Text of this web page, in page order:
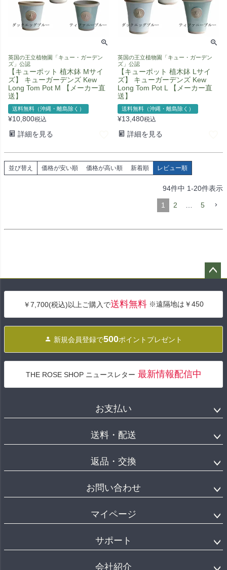
英国の王立植物園「キュー・ガーデン
ズ」公認
【キューポット 植木鉢 Mサイ
ズ】 キューガーデンズ Kew
Long Tom Pot M 【メーカー直
送】
送料無料（沖縄・離島除く）
¥10,800税込
詳細を見る
英国の王立植物園「キュー・ガーデン
ズ」公認
【キューポット 植木鉢 Lサイ
ズ】 キューガーデンズ Kew
Long Tom Pot L 【メーカー直
送】
送料無料（沖縄・離島除く）
¥13,480税込
詳細を見る
並び替え 価格が安い順 価格が高い順 新着順 レビュー順
94件中 1-20件表示
1 2 5
へ
￥7,700(税込)以上ご購入で送料無料 ※遠隔地は￥450
新規会員登録で500ポイントプレゼント
THE ROSE SHOP ニュースレター 最新情報配信中
お支払い
送料・配送
返品・交換
お問い合わせ
マイページ
サポート
会社紹介